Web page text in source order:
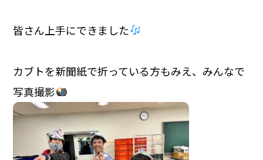
皆さん上手にできました
カブトを新聞紙で折っている方もみえ、みんなで
写真撮影